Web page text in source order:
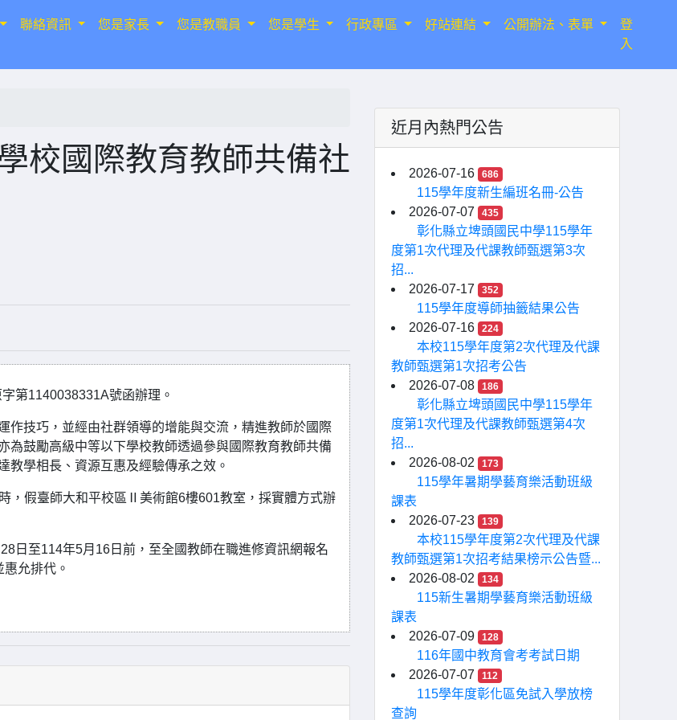
聯絡資訊 您是家長 您是教職員 您是學生 行政專區 好站連結 公開辦法、表單
登
入
校國際教育教師共備社
第1140038331A號函辦理。
作技巧，並經由社群領導的增能與交流，精進教師於國際
為鼓勵高級中等以下學校教師透過參與國際教育教師共備
教學相長、資源互惠及經驗傳承之效。
，假臺師大和平校區Ⅱ美術館6樓601教室，採實體方式辦
日至114年5月16日前，至全國教師在職進修資訊網報名
允排代。
近月內熱門公告
2026-07-16 686
115學年度新生編班名冊-公告
2026-07-07
435
彰化縣立埤頭國民中學115學年
度第1次代理及代課教師甄選第3次
招...
2026-07-17
352
115學年度導師抽籤結果公告
2026-07-16
224
本校115學年度第2次代理及代課
教師甄選第1次招考公告
2026-07-08
186
彰化縣立埤頭國民中學115學年
度第1次代理及代課教師甄選第4次
招...
2026-08-02
173
115學年暑期學藝育樂活動班級
課表
2026-07-23
139
本校115學年度第2次代理及代課
教師甄選第1次招考結果榜示公告暨...
2026-08-02
134
115新生暑期學藝育樂活動班級
課表
2026-07-09
128
116年國中教育會考考試日期
2026-07-07
112
115學年度彰化區免試入學放榜
查詢